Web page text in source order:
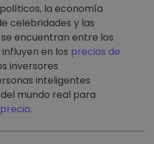
la economía
celebridades y las
encuentran entre los
en los precios de
inversores
inteligentes
mundo real para
.